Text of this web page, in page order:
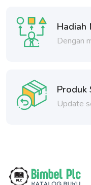
Hadiah
Dengan
Produk
Update